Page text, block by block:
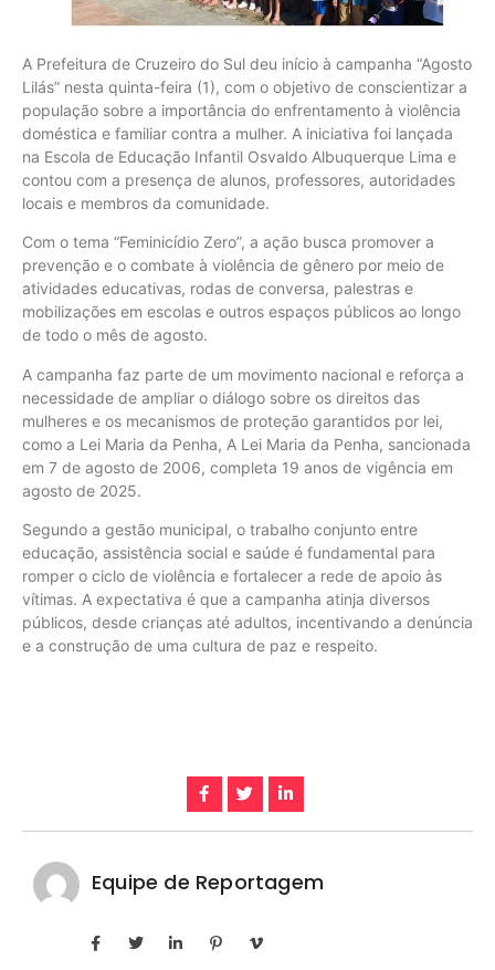
A Prefeitura de Cruzeiro do Sul deu início à campanha “Agosto
Lilás” nesta quinta-feira (1), com o objetivo de conscientizar a
população sobre a importância do enfrentamento à violência
doméstica e familiar contra a mulher. A iniciativa foi lançada
na Escola de Educação Infantil Osvaldo Albuquerque Lima e
contou com a presença de alunos, professores, autoridades
locais e membros da comunidade.
Com o tema “Feminicídio Zero”, a ação busca promover a
prevenção e o combate à violência de gênero por meio de
atividades educativas, rodas de conversa, palestras e
mobilizações em escolas e outros espaços públicos ao longo
de todo o mês de agosto.
A campanha faz parte de um movimento nacional e reforça a
necessidade de ampliar o diálogo sobre os direitos das
mulheres e os mecanismos de proteção garantidos por lei,
como a Lei Maria da Penha, A Lei Maria da Penha, sancionada
em 7 de agosto de 2006, completa 19 anos de vigência em
agosto de 2025.
Segundo a gestão municipal, o trabalho conjunto entre
educação, assistência social e saúde é fundamental para
romper o ciclo de violência e fortalecer a rede de apoio às
vítimas. A expectativa é que a campanha atinja diversos
públicos, desde crianças até adultos, incentivando a denúncia
e a construção de uma cultura de paz e respeito.
Equipe de Reportagem